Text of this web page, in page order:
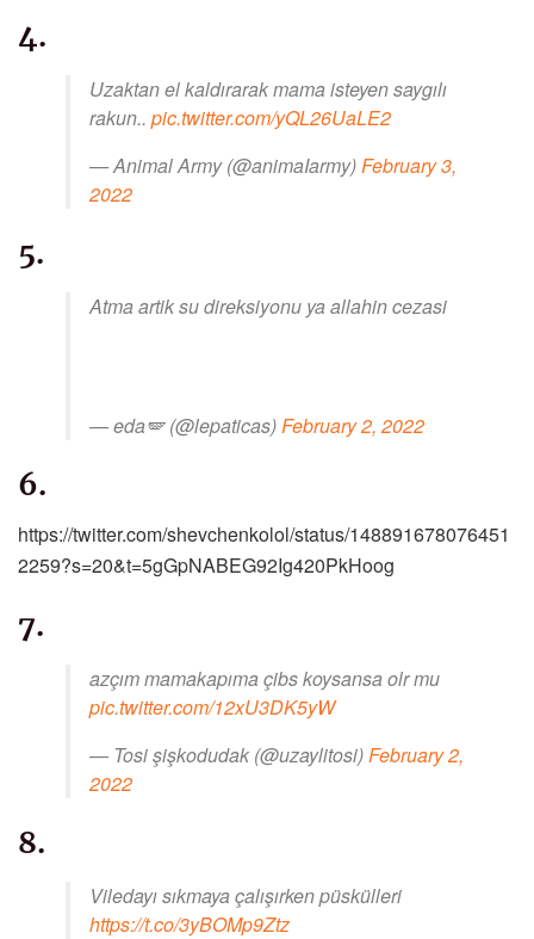
4.
Uzaktan el kaldırarak mama isteyen saygılı
rakun.. pic.twitter.com/yQL26UaLE2
— Animal Army (@animaIarmy)February 3,
2022
5.
Atma artik su direksiyonu ya allahin cezasi
— eda🪽 (@lepaticas)February 2, 2022
6.
https://twitter.com/shevchenkolol/status/148891678076451
2259?s=20&t=5gGpNABEG92Ig420PkHoog
7.
azçım mamakapıma çibs koysansa olr mu
pic.twitter.com/12xU3DK5yW
— Tosi şişkodudak (@uzaylitosi)February 2,
2022
8.
Viledayı sıkmaya çalışırken püskülleri
https://t.co/3yBOMp9Ztz